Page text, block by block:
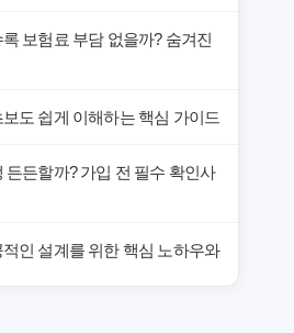
보험료 부담 없을까? 숨겨진
도 쉽게 이해하는 핵심 가이드
든할까? 가입 전 필수 확인사
인 설계를 위한 핵심 노하우와